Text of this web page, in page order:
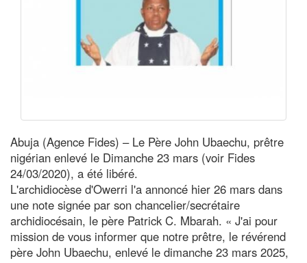
Abuja (Agence Fides) – Le Père John Ubaechu, prêtre
nigérian enlevé le Dimanche 23 mars (voir Fides
24/03/2020), a été libéré.
L'archidiocèse d'Owerri l'a annoncé hier 26 mars dans
une note signée par son chancelier/secrétaire
archidiocésain, le père Patrick C. Mbarah. « J'ai pour
mission de vous informer que notre prêtre, le révérend
père John Ubaechu, enlevé le dimanche 23 mars 2025,